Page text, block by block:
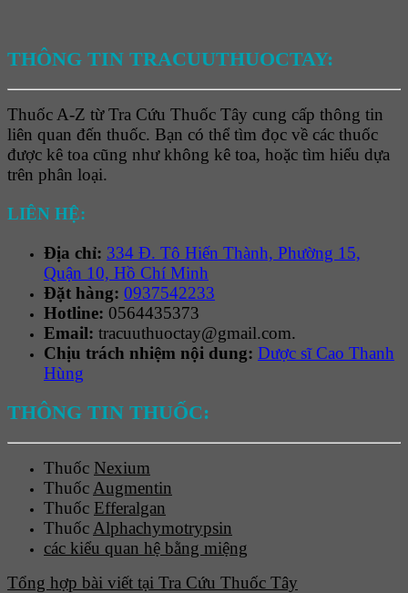
THÔNG TIN TRACUUTHUOCTAY:
Thuốc A-Z từ Tra Cứu Thuốc Tây cung cấp thông tin
liên quan đến thuốc. Bạn có thể tìm đọc về các thuốc
được kê toa cũng như không kê toa, hoặc tìm hiểu dựa
trên phân loại.
LIÊN HỆ:
Địa chỉ: 334 Đ. Tô Hiến Thành, Phường 15,
Quận 10, Hồ Chí Minh
Đặt hàng: 0937542233
Hotline: 0564435373
Email: tracuuthuoctay@gmail.com.
Chịu trách nhiệm nội dung: Dược sĩ Cao Thanh
Hùng
THÔNG TIN THUỐC:
Thuốc Nexium
Thuốc Augmentin
Thuốc Efferalgan
Thuốc Alphachymotrypsin
các kiểu quan hệ bằng miệng
Tổng hợp bài viết tại Tra Cứu Thuốc Tây